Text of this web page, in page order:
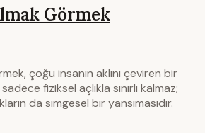
Görmek
çoğu insanın aklını çeviren bir
fiziksel açlıkla sınırlı kalmaz;
da simgesel bir yansımasıdır.